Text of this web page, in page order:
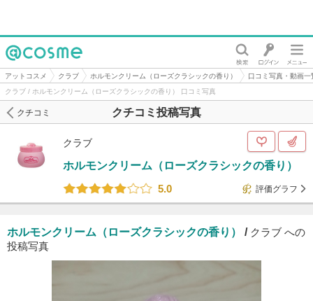
@cosme
アットコスメ クラブ ホルモンクリーム（ローズクラシックの香り）
口コミ写真・動画一
クラブ / ホルモンクリーム（ローズクラシックの香り） 口コミ写真
クチコミ投稿写真
クチコミ
クラブ
ホルモンクリーム（ローズクラシックの香り）
5.0
評価グラフ
ホルモンクリーム（ローズクラシックの香り） / クラブ への
投稿写真